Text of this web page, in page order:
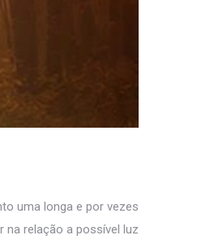
uma longa e por vezes
na relação a possível luz